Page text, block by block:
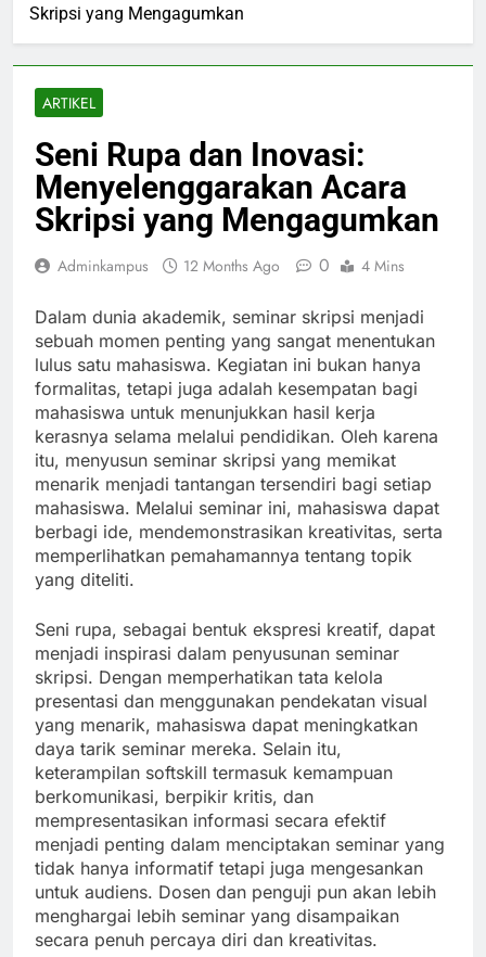
Skripsi yang Mengagumkan
ARTIKEL
Seni Rupa dan Inovasi:
Menyelenggarakan Acara
Skripsi yang Mengagumkan
Adminkampus 12 Months Ago 0 4 Mins
Dalam dunia akademik, seminar skripsi menjadi
sebuah momen penting yang sangat menentukan
lulus satu mahasiswa. Kegiatan ini bukan hanya
formalitas, tetapi juga adalah kesempatan bagi
mahasiswa untuk menunjukkan hasil kerja
kerasnya selama melalui pendidikan. Oleh karena
itu, menyusun seminar skripsi yang memikat
menarik menjadi tantangan tersendiri bagi setiap
mahasiswa. Melalui seminar ini, mahasiswa dapat
berbagi ide, mendemonstrasikan kreativitas, serta
memperlihatkan pemahamannya tentang topik
yang diteliti.
Seni rupa, sebagai bentuk ekspresi kreatif, dapat
menjadi inspirasi dalam penyusunan seminar
skripsi. Dengan memperhatikan tata kelola
presentasi dan menggunakan pendekatan visual
yang menarik, mahasiswa dapat meningkatkan
daya tarik seminar mereka. Selain itu,
keterampilan softskill termasuk kemampuan
berkomunikasi, berpikir kritis, dan
mempresentasikan informasi secara efektif
menjadi penting dalam menciptakan seminar yang
tidak hanya informatif tetapi juga mengesankan
untuk audiens. Dosen dan penguji pun akan lebih
menghargai lebih seminar yang disampaikan
secara penuh percaya diri dan kreativitas.